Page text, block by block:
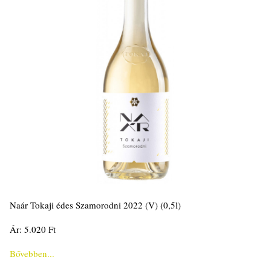
Naár Tokaji édes Szamorodni 2022 (V) (0,5l)
Ár: 5.020 Ft
Bővebben...